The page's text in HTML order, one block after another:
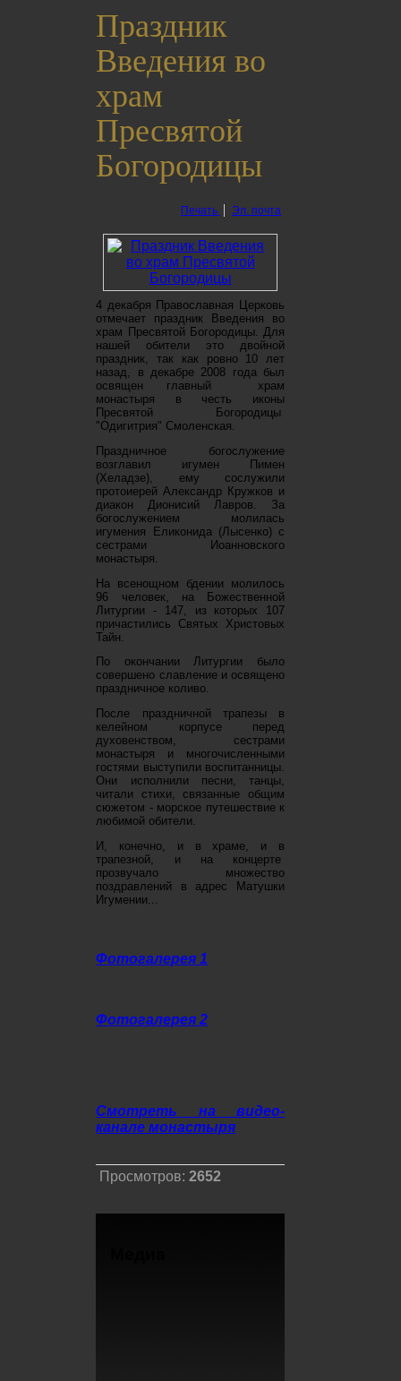
Праздник
Введения во
храм
Пресвятой
Богородицы
Печать Эл. почта
4 декабря Православная Церковь
отмечает праздник Введения во
храм Пресвятой Богородицы. Для
нашей обители это двойной
праздник, так как ровно 10 лет
назад, в декабре 2008 года был
освящен главный храм
монастыря в честь иконы
Пресвятой Богородицы
"Одигитрия" Смоленская.
Праздничное богослужение
возглавил игумен Пимен
(Хеладзе), ему сослужили
протоиерей Александр Кружков и
диакон Дионисий Лавров. За
богослужением молилась
игумения Еликонида (Лысенко) с
сестрами Иоанновского
монастыря.
На всенощном бдении молилось
96 человек, на Божественной
Литургии - 147, из которых 107
причастились Святых Христовых
Тайн.
По окончании Литургии было
совершено славление и освящено
праздничное коливо.
После праздничной трапезы в
келейном корпусе перед
духовенством, сестрами
монастыря и многочисленными
гостями выступили воспитанницы.
Они исполнили песни, танцы,
читали стихи, связанные общим
сюжетом - морское путешествие к
любимой обители.
И, конечно, и в храме, и в
трапезной, и на концерте
прозвучало множество
поздравлений в адрес Матушки
Игумении...
Фотогалерея 1
Фотогалерея 2
Смотреть на видео-
канале монастыря
Просмотров:2652